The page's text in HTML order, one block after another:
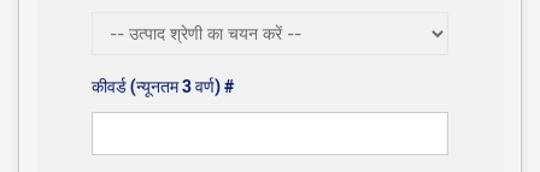
कीवर्ड (न्यूनतम 3 वर्ण) #